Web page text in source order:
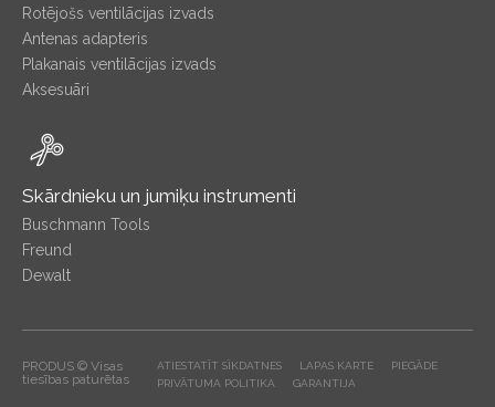
Rotējošs ventilācijas izvads
Antenas adapteris
Plakanais ventilācijas izvads
Aksesuāri
Skārdnieku un jumiķu instrumenti
Buschmann Tools
Freund
Dewalt
PRODUS © Visas
tiesības paturētas
ATIESTATĪT SĪKDATNES LAPAS KARTE
PIEGĀDE
PRIVĀTUMA POLITIKA
GARANTIJA